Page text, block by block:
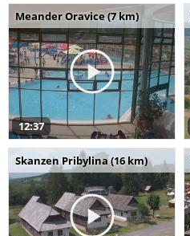
Meander Oravice (7 km)
12:37
Skanzen Pribylina (16 km)